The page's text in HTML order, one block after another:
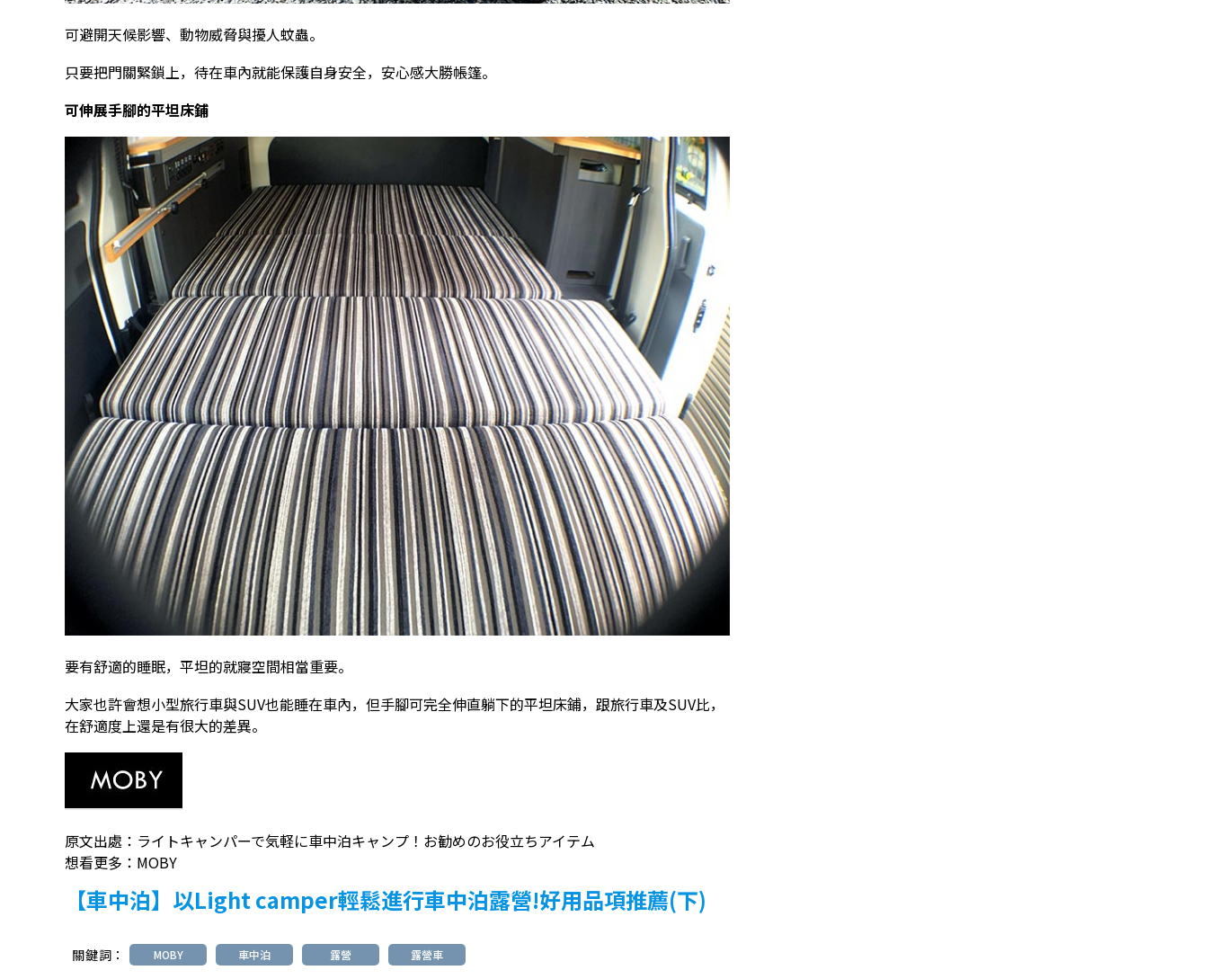
可避開天候影響、動物威脅與擾人蚊蟲。
只要把門關緊鎖上，待在車內就能保護自身安全，安心感大勝帳篷。
可伸展手腳的平坦床鋪
要有舒適的睡眠，平坦的就寢空間相當重要。
大家也許會想小型旅行車與SUV也能睡在車內，但手腳可完全伸直躺下的平坦床鋪，跟旅行車及SUV比，
在舒適度上還是有很大的差異。
原文出處： ライトキャンパーで気軽に車中泊キャンプ！お勧めのお役立ちアイテム
想看更多： MOBY
【車中泊】以Light camper輕鬆進行車中泊露營!好用品項推薦(下)
關鍵詞： MOBY 車中泊 露營 露營車